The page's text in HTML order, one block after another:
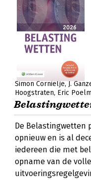
Simon Cornielje J.
Hoogstraten Eric
De Belastingwetten
opnieuw en is al
iedereen die met
opname van de